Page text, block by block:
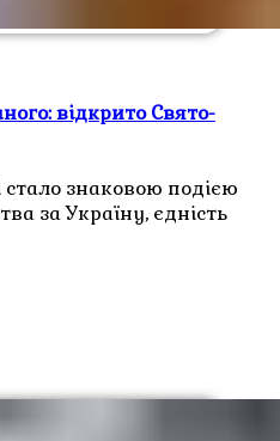
відкрито Свято-
стало знаковою подією
за Україну, єдність